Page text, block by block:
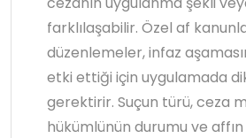
farklılaşabilir. Özel af
düzenlemeler, infaz
etki ettiği için uygulamada
gerektirir. Suçun türü, ceza
hükümlünün durumu ve